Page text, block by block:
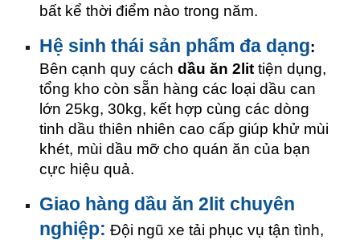
bất kể thời điểm nào trong năm.
Hệ sinh thái sản phẩm đa dạng:
Bên cạnh quy cáchdầu ăn 2lit tiện dụng,
tổng kho còn sẵn hàng các loại dầu can
lớn 25kg, 30kg, kết hợp cùng các dòng
tinh dầu thiên nhiên cao cấp giúp khử mùi
khét, mùi dầu mỡ cho quán ăn của bạn
cực hiệu quả.
Giao hàng dầu ăn 2lit chuyên
nghiệp: Đội ngũ xe tải phục vụ tận tình,